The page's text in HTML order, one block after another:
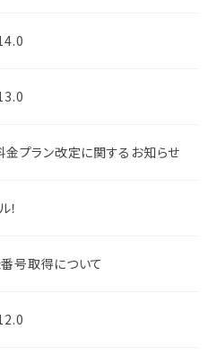
プラン改定に関するお知らせ
！
号取得について